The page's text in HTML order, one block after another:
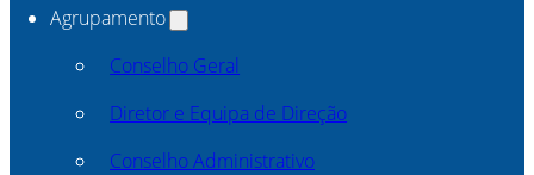
Agrupamento
Conselho Geral
Diretor e Equipa de Direção
Conselho Administrativo